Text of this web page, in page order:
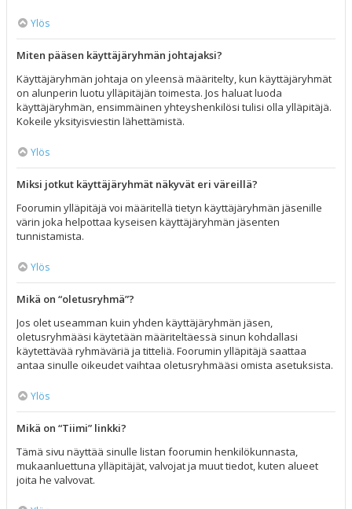
Ylös
Miten pääsen käyttäjäryhmän johtajaksi?
Käyttäjäryhmän johtaja on yleensä määritelty, kun käyttäjäryhmät
on alunperin luotu ylläpitäjän toimesta. Jos haluat luoda
käyttäjäryhmän, ensimmäinen yhteyshenkilösi tulisi olla ylläpitäjä.
Kokeile yksityisviestin lähettämistä.
Ylös
Miksi jotkut käyttäjäryhmät näkyvät eri väreillä?
Foorumin ylläpitäjä voi määritellä tietyn käyttäjäryhmän jäsenille
värin joka helpottaa kyseisen käyttäjäryhmän jäsenten
tunnistamista.
Ylös
Mikä on “oletusryhmä”?
Jos olet useamman kuin yhden käyttäjäryhmän jäsen,
oletusryhmääsi käytetään määriteltäessä sinun kohdallasi
käytettävää ryhmäväriä ja titteliä. Foorumin ylläpitäjä saattaa
antaa sinulle oikeudet vaihtaa oletusryhmääsi omista asetuksista.
Ylös
Mikä on “Tiimi” linkki?
Tämä sivu näyttää sinulle listan foorumin henkilökunnasta,
mukaanluettuna ylläpitäjät, valvojat ja muut tiedot, kuten alueet
joita he valvovat.